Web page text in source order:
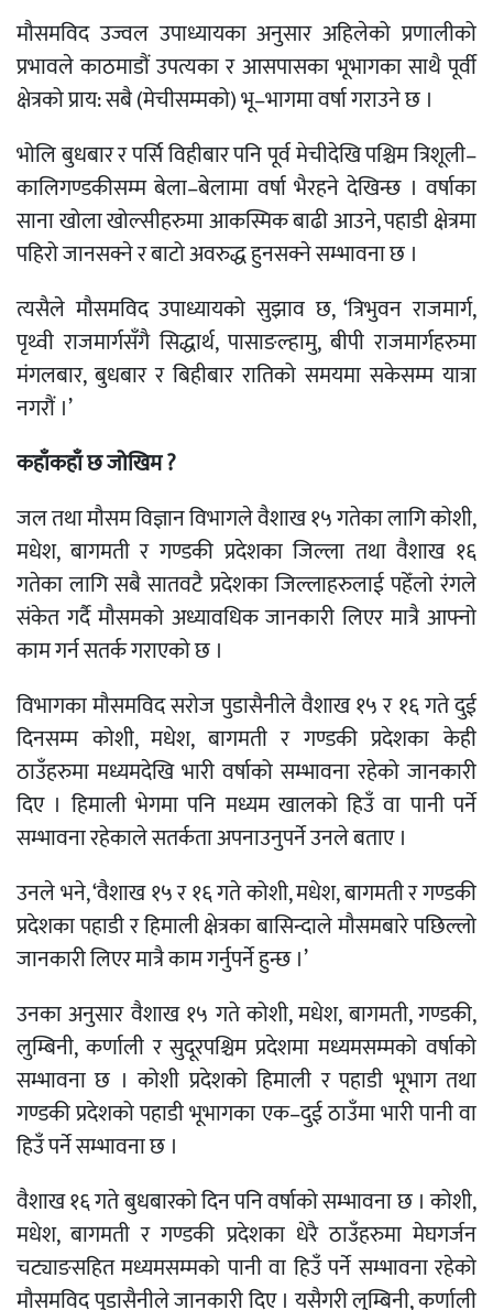
मौसमविद उज्वल उपाध्यायका अनुसार अहिलेको प्रणालीको
प्रभावले काठमाडौं उपत्यका र आसपासका भूभागका साथै पूर्वी
क्षेत्रको प्राय: सबै (मेचीसम्मको) भू–भागमा वर्षा गराउने छ ।
भोलि बुधबार र पर्सि विहीबार पनि पूर्व मेचीदेखि पश्चिम त्रिशूली–
कालिगण्डकीसम्म बेला–बेलामा वर्षा भैरहने देखिन्छ । वर्षाका
साना खोला खोल्सीहरुमा आकस्मिक बाढी आउने, पहाडी क्षेत्रमा
पहिरो जानसक्ने र बाटो अवरुद्ध हुनसक्ने सम्भावना छ ।
त्यसैले मौसमविद उपाध्यायको सुझाव छ, ‘त्रिभुवन राजमार्ग,
पृथ्वी राजमार्गसँगै सिद्धार्थ, पासाङल्हामु, बीपी राजमार्गहरुमा
मंगलबार, बुधबार र बिहीबार रातिको समयमा सकेसम्म यात्रा
नगरौं ।’
कहाँकहाँ छ जोखिम ?
जल तथा मौसम विज्ञान विभागले वैशाख १५ गतेका लागि कोशी,
मधेश, बागमती र गण्डकी प्रदेशका जिल्ला तथा वैशाख १६
गतेका लागि सबै सातवटै प्रदेशका जिल्लाहरुलाई पहेँलो रंगले
संकेत गर्दै मौसमको अध्यावधिक जानकारी लिएर मात्रै आफ्नो
काम गर्न सतर्क गराएको छ ।
विभागका मौसमविद सरोज पुडासैनीले वैशाख १५ र १६ गते दुई
दिनसम्म कोशी, मधेश, बागमती र गण्डकी प्रदेशका केही
ठाउँहरुमा मध्यमदेखि भारी वर्षाको सम्भावना रहेको जानकारी
दिए । हिमाली भेगमा पनि मध्यम खालको हिउँ वा पानी पर्ने
सम्भावना रहेकाले सतर्कता अपनाउनुपर्ने उनले बताए ।
उनले भने, ‘वैशाख १५ र १६ गते कोशी, मधेश, बागमती र गण्डकी
प्रदेशका पहाडी र हिमाली क्षेत्रका बासिन्दाले मौसमबारे पछिल्लो
जानकारी लिएर मात्रै काम गर्नुपर्ने हुन्छ ।’
उनका अनुसार वैशाख १५ गते कोशी, मधेश, बागमती, गण्डकी,
लुम्बिनी, कर्णाली र सुदूरपश्चिम प्रदेशमा मध्यमसम्मको वर्षाको
सम्भावना छ । कोशी प्रदेशको हिमाली र पहाडी भूभाग तथा
गण्डकी प्रदेशको पहाडी भूभागका एक–दुई ठाउँमा भारी पानी वा
हिउँ पर्ने सम्भावना छ ।
वैशाख १६ गते बुधबारको दिन पनि वर्षाको सम्भावना छ । कोशी,
मधेश, बागमती र गण्डकी प्रदेशका धेरै ठाउँहरुमा मेघगर्जन
चट्याङसहित मध्यमसम्मको पानी वा हिउँ पर्ने सम्भावना रहेको
मौसमविद पुडासैनीले जानकारी दिए । यसैगरी लुम्बिनी, कर्णाली